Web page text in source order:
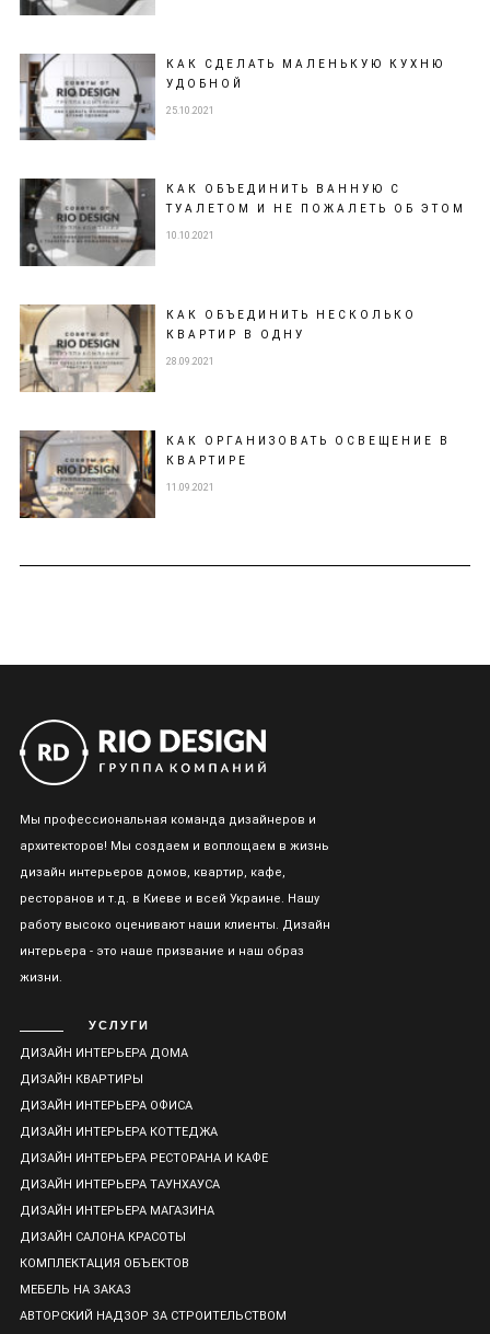
КАК СДЕЛАТЬ МАЛЕНЬКУЮ КУХНЮ
УДОБНОЙ
25.10.2021
КАК ОБЪЕДИНИТЬ ВАННУЮ С
ТУАЛЕТОМ И НЕ ПОЖАЛЕТЬ ОБ ЭТОМ
10.10.2021
КАК ОБЪЕДИНИТЬ НЕСКОЛЬКО
КВАРТИР В ОДНУ
28.09.2021
КАК ОРГАНИЗОВАТЬ ОСВЕЩЕНИЕ В
КВАРТИРЕ
11.09.2021
Мы профессиональная команда дизайнеров и
архитекторов! Мы создаем и воплощаем в жизнь
дизайн интерьеров домов, квартир, кафе,
ресторанов и т.д. в Киеве и всей Украине. Нашу
работу высоко оценивают наши клиенты. Дизайн
интерьера - это наше призвание и наш образ
жизни.
УСЛУГИ
ДИЗАЙН ИНТЕРЬЕРА ДОМА
ДИЗАЙН КВАРТИРЫ
ДИЗАЙН ИНТЕРЬЕРА ОФИСА
ДИЗАЙН ИНТЕРЬЕРА КОТТЕДЖА
ДИЗАЙН ИНТЕРЬЕРА РЕСТОРАНА И КАФЕ
ДИЗАЙН ИНТЕРЬЕРА ТАУНХАУСА
ДИЗАЙН ИНТЕРЬЕРА МАГАЗИНА
ДИЗАЙН САЛОНА КРАСОТЫ
КОМПЛЕКТАЦИЯ ОБЪЕКТОВ
МЕБЕЛЬ НА ЗАКАЗ
АВТОРСКИЙ НАДЗОР ЗА СТРОИТЕЛЬСТВОМ